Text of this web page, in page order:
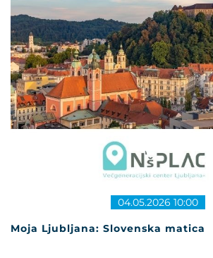
Moja Ljubljana: Slovenska matica
04.05.2026 10:00